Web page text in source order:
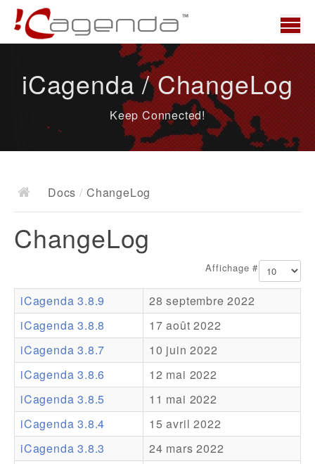
News
Docs
Documentation
Ressources
Addons
Theme Packs
Translation Packs
Support
Forum
iCagenda / ChangeLog
Keep Connected!
Docs / ChangeLog
ChangeLog
Affichage #
iCagenda 3.8.9
28 septembre 2022
iCagenda 3.8.8
17 août 2022
iCagenda 3.8.7
10 juin 2022
iCagenda 3.8.6
12 mai 2022
iCagenda 3.8.5
11 mai 2022
iCagenda 3.8.4
15 avril 2022
iCagenda 3.8.3
24 mars 2022